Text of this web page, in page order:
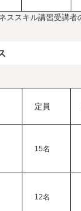
ススキル講習受講者
定員
15名
12名